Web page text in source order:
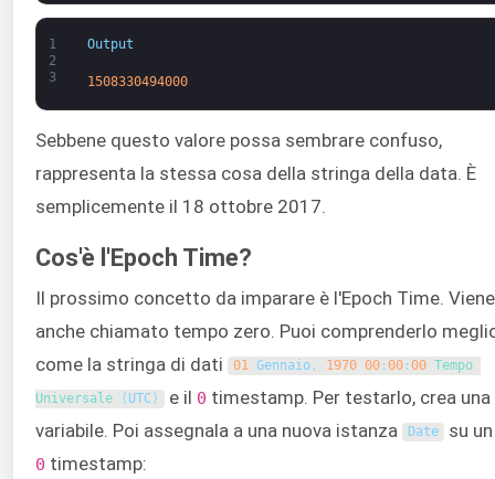
1
2
3
Output
1508330494000
Sebbene questo valore possa sembrare confuso,
rappresenta la stessa cosa della stringa della data. È
semplicemente il 18 ottobre 2017.
Cos'è l'Epoch Time?
Il prossimo concetto da imparare è l'Epoch Time. Viene
anche chiamato tempo zero. Puoi comprenderlo
come la stringa di dati
01 Gennaio, 1970 00:00:00 Tempo
Universale ( UTC) e il 0 timestamp. Per testarlo, crea una
variabile. Poi assegnala a una nuova istanza
Date su un
0 timestamp: